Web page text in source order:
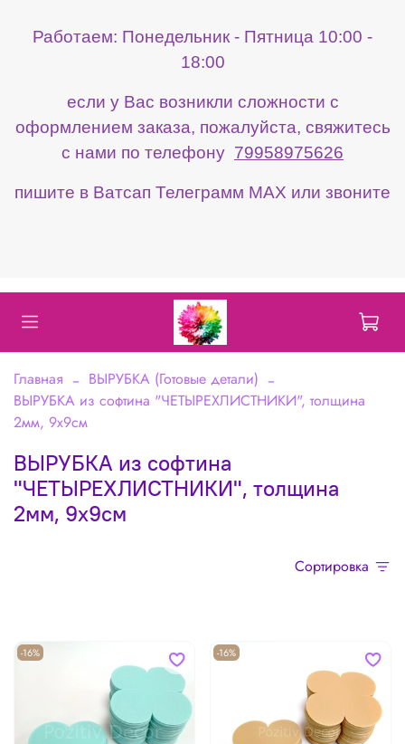
Работаем: Понедельник - Пятница 10:00 -
18:00
если у Вас возникли сложности с
оформлением заказа, пожалуйста, свяжитесь
с нами по телефону 79958975626
пишите в Ватсап Телеграмм МАХ или звоните
Главная
ВЫРУБКА (Готовые детали)
ВЫРУБКА из софтина "ЧЕТЫРЕХЛИСТНИКИ", толщина
2мм, 9х9см
ВЫРУБКА из софтина
"ЧЕТЫРЕХЛИСТНИКИ", толщина
2мм, 9х9см
Сортировка
-16% -16%